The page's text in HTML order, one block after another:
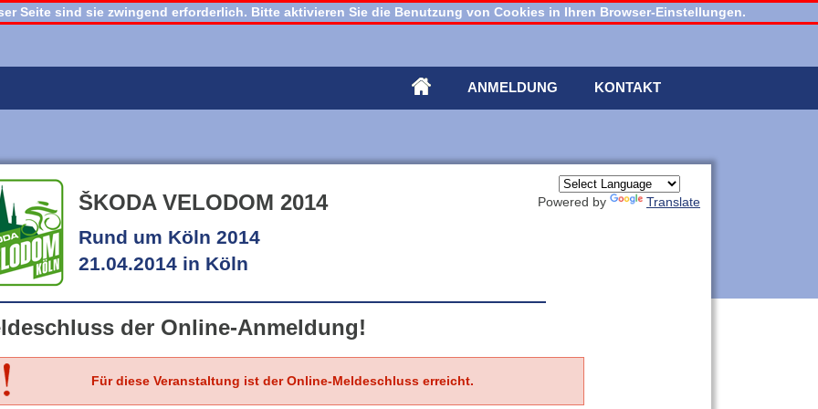
Seite sind sie zwingend erforderlich. Bitte aktivieren Sie die Benutzung von Cookies in Ihren Browser-Einstellungen.
ANMELDUNG KONTAKT
Powered by Translate
ŠKODA VELODOM 2014
Rund um Köln 2014
21.04.2014 in Köln
der Online-Anmeldung!
Für diese Veranstaltung ist der Online-Meldeschluss erreicht.